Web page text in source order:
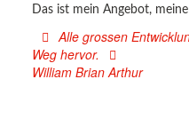
Das ist mein Angebot,
Alle grossen
Weg hervor.
William Brian Arthur